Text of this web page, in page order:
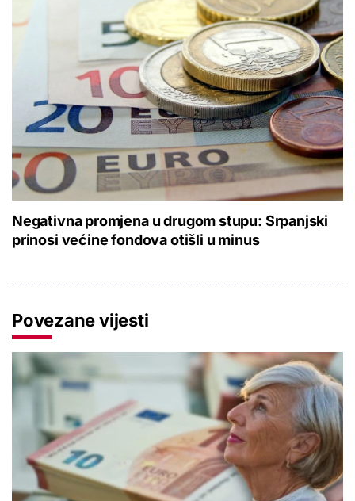
Negativna promjena u drugom stupu: Srpanjski
prinosi većine fondova otišli u minus
Povezane vijesti